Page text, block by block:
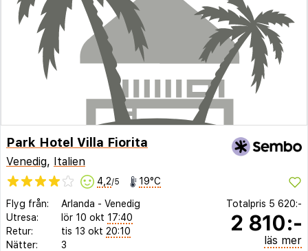
Park Hotel Villa Fiorita
Venedig, Italien
4,2/5 19°C
Flyg från: Arlanda - Venedig
Utresa:
lör 10 okt 17:40
Retur:
tis 13 okt 20:10
Nätter:
3
Totalpris 5 620:-
2 810:-
läs mer